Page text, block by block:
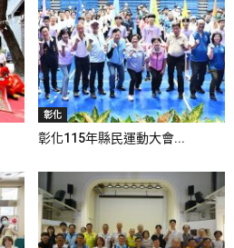
彰化
彰化115年縣民運動大會...